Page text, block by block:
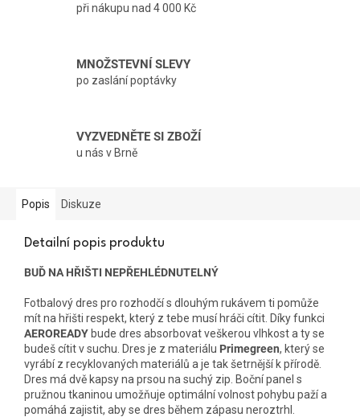
při nákupu nad 4 000 Kč
MNOŽSTEVNÍ SLEVY
po zaslání poptávky
VYZVEDNĚTE SI ZBOŽÍ
u nás v Brně
Popis Diskuze
Detailní popis produktu
BUĎ NA HŘIŠTI NEPŘEHLÉDNUTELNÝ
Fotbalový dres pro rozhodčí s dlouhým rukávem ti pomůže
mít na hřišti respekt, který z tebe musí hráči cítit. Díky funkci
AEROREADY bude dres absorbovat veškerou vlhkost a ty se
budeš cítit v suchu. Dres je z materiálu Primegreen, který se
vyrábí z recyklovaných materiálů a je tak šetrnější k přírodě.
Dres má dvě kapsy na prsou na suchý zip. Boční panel s
pružnou tkaninou umožňuje optimální volnost pohybu paží a
pomáhá zajistit, aby se dres během zápasu neroztrhl.